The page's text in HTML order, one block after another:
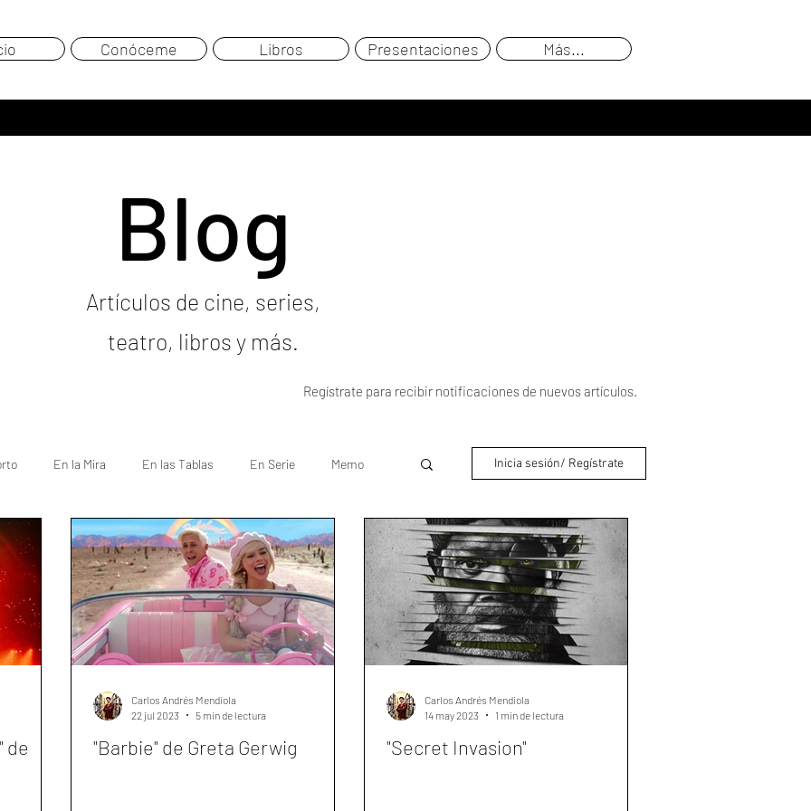
Conóceme Libros Presentaciones Más...
Blog
Artículos de cine, series,
teatro, libros y más.
Regístrate para recibir notificaciones de nuevos artículos.
En la Mira En las Tablas En Serie Memo Inicia sesión/ Regístrate
de "Barbie" de Greta Gerwig
Carlos Andrés Mendiola
22 jul 2023
5 min de lectura
"Secret Invasion"
Carlos Andrés Mendiola
14 may 2023
1 min de lectura